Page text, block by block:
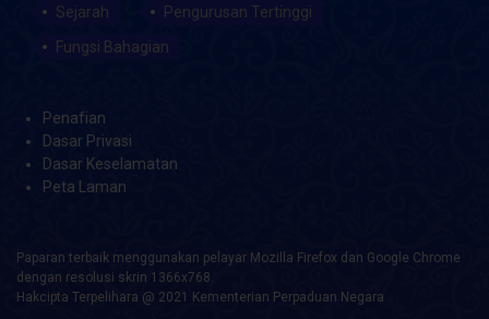
Sejarah
Pengurusan Tertinggi
Fungsi Bahagian
Penafian
Dasar Privasi
Dasar Keselamatan
Peta Laman
Paparan terbaik menggunakan pelayar Mozilla Firefox dan Google Chrome
dengan resolusi skrin 1366x768.
Hakcipta Terpelihara @ 2021 Kementerian Perpaduan Negara